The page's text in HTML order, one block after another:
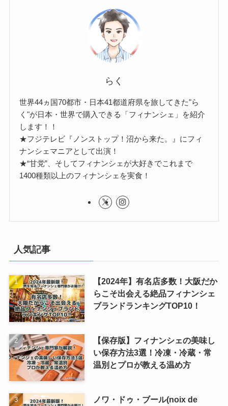
らく
世界44ヵ国70都市・日本41都道府県を旅してきた"ら
く"が日本・世界で購入できる「フィナンシェ」を紹介
します！！
★フジテレビ『ノンストップ！沼から来た。』にフィ
ナンシェマニアとして出演！
★“甘党”、そしてフィナンシェが大好きでこれまで
1400種類以上のフィナンシェを実食！
人気記事
【2024年】有名店多数！大阪だか
らこそ出会える絶品フィナンシェ
ブランドランキングTOP10！
【保存版】フィナンシェの美味し
い保存方法3選！冷凍・冷蔵・常
温別とプロが教える温め方
ノワ・ドゥ・ブール(noix de